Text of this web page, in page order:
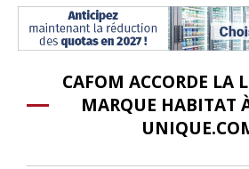
CAFOM ACCORDE LA
MARQUE HABITAT